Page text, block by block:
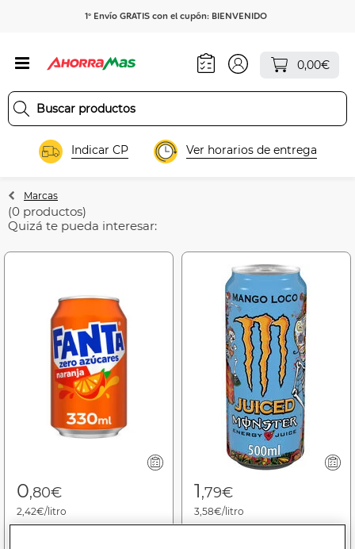
1º Envío GRATIS con el cupón: BIENVENIDO
0,00€
Indicar CP Ver horarios de entrega
Marcas
(0 productos)
Quizá te pueda interesar:
0,80€
2,42€/litro
1,79€
3,58€/litro